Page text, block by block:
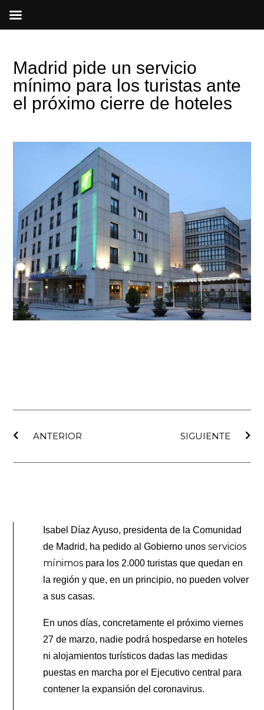
Madrid pide un servicio
mínimo para los turistas ante
el próximo cierre de hoteles
ANTERIOR
SIGUIENTE
Isabel Díaz Ayuso, presidenta de la Comunidad
de Madrid, ha pedido al Gobierno unosservicios
mínimos para los 2.000 turistas que quedan en
la región y que, en un principio, no pueden volver
a sus casas.
En unos días, concretamente el próximo viernes
27 de marzo, nadie podrá hospedarse en hoteles
ni alojamientos turísticos dadas las medidas
puestas en marcha por el Ejecutivo central para
contener la expansión del coronavirus.